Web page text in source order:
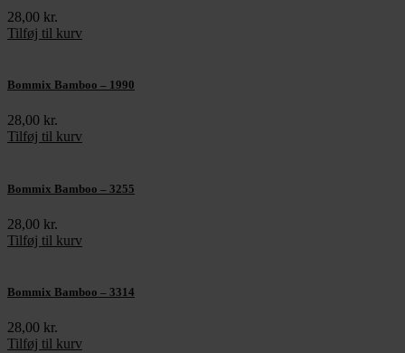
28,00 kr.
Tilføj til kurv
Bommix Bamboo – 1990
28,00 kr.
Tilføj til kurv
Bommix Bamboo – 3255
28,00 kr.
Tilføj til kurv
Bommix Bamboo – 3314
28,00 kr.
Tilføj til kurv